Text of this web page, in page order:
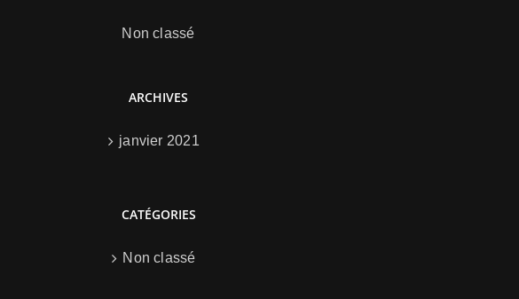
Non classé
ARCHIVES
janvier 2021
CATÉGORIES
Non classé